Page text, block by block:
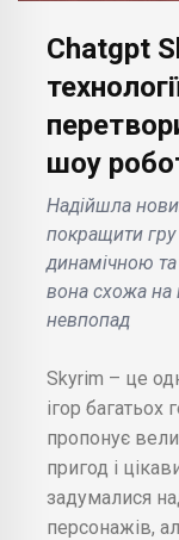
Chatgpt
шоу
Надійшла
покращити
динамічною
вона схожа на
невпопад
Skyrim – це
ігор
пропонує
пригод і
задумалися
персонажів,